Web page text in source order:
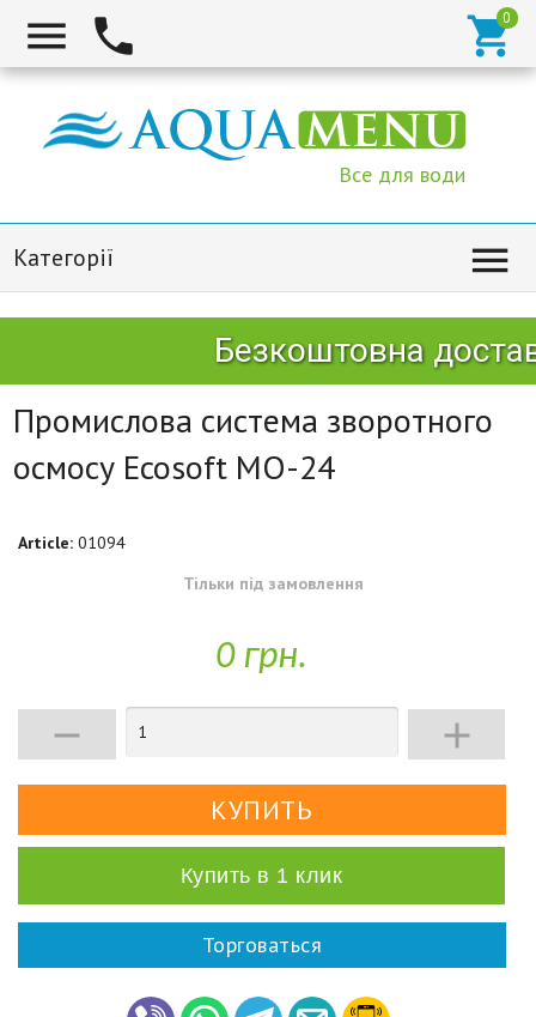
  
Все для води
Категорії 
Безкоштовна
Промислова система зворотного
осмосу Ecosoft MO-24
Article: 01094
Тільки під замовлення
0 грн.
 
Купить в 1 клик
Торговаться